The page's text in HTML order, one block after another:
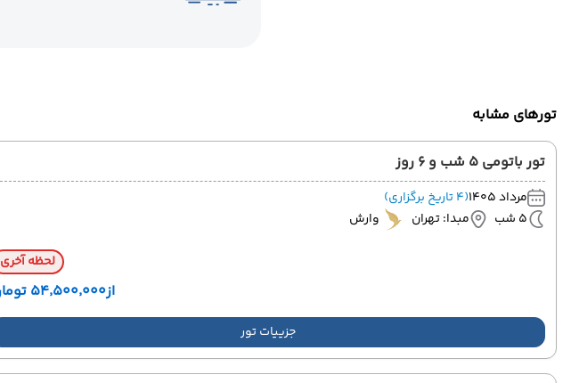
تورهای مشابه
تور باتومی 5 شب و 6 روز
مرداد 1405
(4 تاریخ برگزاری)
5 شب
مبدا: تهران وارش
لحظه آخری
از۵۴٬۵۰۰٬۰۰۰ تومان
جزییات تور